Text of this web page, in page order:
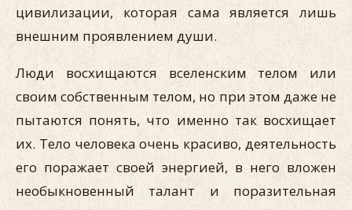
цивилизации, которая сама является лишь
внешним проявлением души.
Люди восхищаются вселенским телом или
своим собственным телом, но при этом даже не
пытаются понять, что именно так восхищает
их. Тело человека очень красиво, деятельность
его поражает своей энергией, в него вложен
необыкновенный талант и поразительная